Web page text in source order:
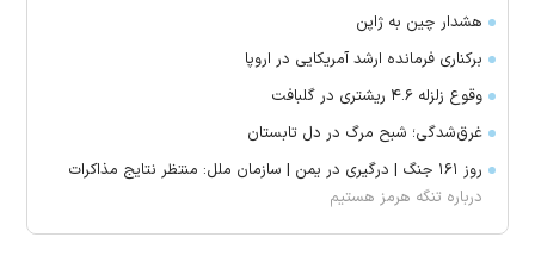
هشدار چین به ژاپن
برکناری فرمانده ارشد آمریکایی در اروپا
وقوع زلزله ۴.۶ ریشتری در گلبافت
غرق‌شدگی؛ شبح مرگ در دل تابستان
روز ۱۶۱ جنگ | درگیری در یمن | سازمان ملل: منتظر نتایج مذاکرات
درباره تنگه هرمز هستیم